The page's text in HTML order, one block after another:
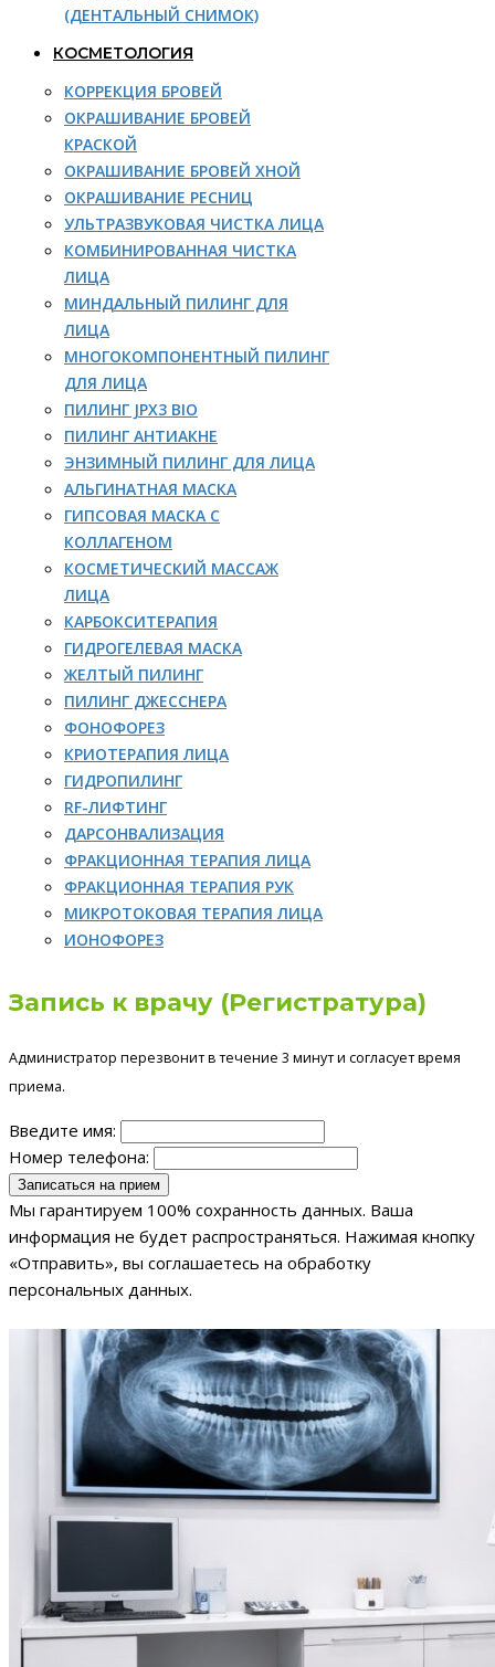
(ДЕНТАЛЬНЫЙ СНИМОК)
КОСМЕТОЛОГИЯ
КОРРЕКЦИЯ БРОВЕЙ
ОКРАШИВАНИЕ БРОВЕЙ
КРАСКОЙ
ОКРАШИВАНИЕ БРОВЕЙ ХНОЙ
ОКРАШИВАНИЕ РЕСНИЦ
УЛЬТРАЗВУКОВАЯ ЧИСТКА ЛИЦА
КОМБИНИРОВАННАЯ ЧИСТКА
ЛИЦА
МИНДАЛЬНЫЙ ПИЛИНГ ДЛЯ
ЛИЦА
МНОГОКОМПОНЕНТНЫЙ ПИЛИНГ
ДЛЯ ЛИЦА
ПИЛИНГ JPX3 BIO
ПИЛИНГ АНТИАКНЕ
ЭНЗИМНЫЙ ПИЛИНГ ДЛЯ ЛИЦА
АЛЬГИНАТНАЯ МАСКА
ГИПСОВАЯ МАСКА С
КОЛЛАГЕНОМ
КОСМЕТИЧЕСКИЙ МАССАЖ
ЛИЦА
КАРБОКСИТЕРАПИЯ
ГИДРОГЕЛЕВАЯ МАСКА
ЖЕЛТЫЙ ПИЛИНГ
ПИЛИНГ ДЖЕССНЕРА
ФОНОФОРЕЗ
КРИОТЕРАПИЯ ЛИЦА
ГИДРОПИЛИНГ
RF-ЛИФТИНГ
ДАРСОНВАЛИЗАЦИЯ
ФРАКЦИОННАЯ ТЕРАПИЯ ЛИЦА
ФРАКЦИОННАЯ ТЕРАПИЯ РУК
МИКРОТОКОВАЯ ТЕРАПИЯ ЛИЦА
ИОНОФОРЕЗ
Запись к врачу (Регистратура)
Администратор перезвонит в течение 3 минут и согласует время
приема.
Введите имя:
Номер телефона:
Мы гарантируем 100% сохранность данных. Ваша
информация не будет распространяться. Нажимая кнопку
«Отправить», вы соглашаетесь на обработку
персональных данных.